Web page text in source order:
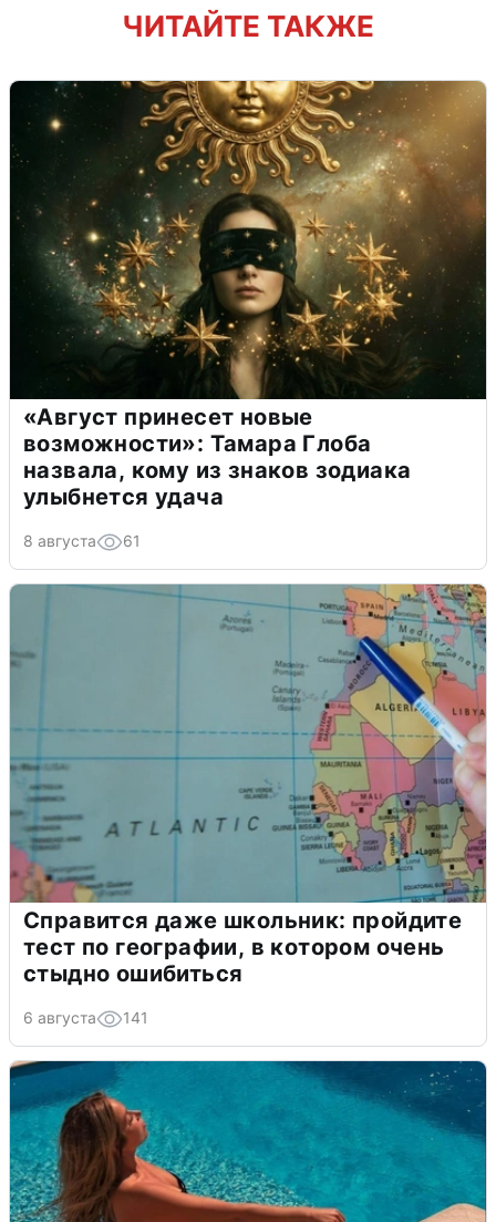
ЧИТАЙТЕ ТАКЖЕ
«Август принесет новые
возможности»: Тамара Глоба
назвала, кому из знаков зодиака
улыбнется удача
8 августа 61
Справится даже школьник: пройдите
тест по географии, в котором очень
стыдно ошибиться
6 августа 141